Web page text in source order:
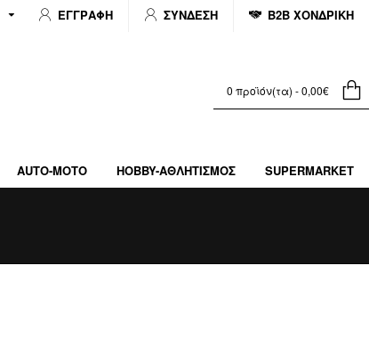
ΕΓΓΡΑΦΗ ΣΥΝΔΕΣΗ B2B ΧΟΝΔΡΙΚΗ
0 προϊόν(τα) - 0,00€
AUTO-MOTO HOBBY-ΑΘΛΗΤΙΣΜΌΣ SUPERMARKET